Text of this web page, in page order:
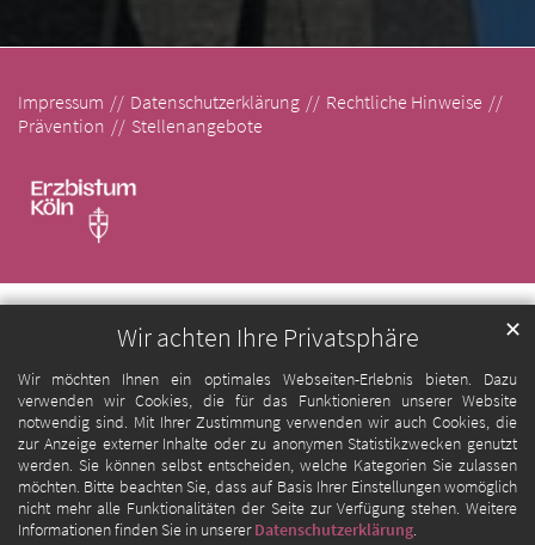
Wir achten Ihre Privatsphäre
Wir möchten Ihnen ein optimales Webseiten-Erlebnis bieten. Dazu
verwenden wir Cookies, die für das Funktionieren unserer Website
notwendig sind. Mit Ihrer Zustimmung verwenden wir auch Cookies, die
zur Anzeige externer Inhalte oder zu anonymen Statistikzwecken genutzt
werden. Sie können selbst entscheiden, welche Kategorien Sie zulassen
möchten. Bitte beachten Sie, dass auf Basis Ihrer Einstellungen womöglich
nicht mehr alle Funktionalitäten der Seite zur Verfügung stehen. Weitere
Informationen finden Sie in unsererDatenschutzerklärung.
✕
Impressum Datenschutzerklärung
Rechtliche Hinweise
Prävention
Stellenangebote